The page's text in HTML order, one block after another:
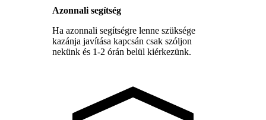
Azonnali segítség
Ha azonnali segítségre lenne szüksége
kazánja javítása kapcsán csak szóljon
nekünk és 1-2 órán belül kiérkezünk.